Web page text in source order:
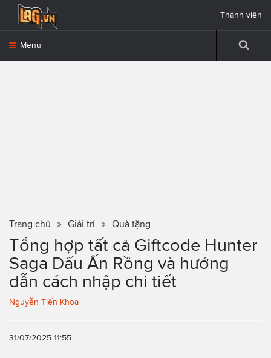
Menu
Thành viên
Trang chủ Giải trí Quà tặng
Tổng hợp tất cả Giftcode Hunter
Saga Dấu Ấn Rồng và hướng
dẫn cách nhập chi tiết
Nguyễn Tiến Khoa
31/07/2025 11:55